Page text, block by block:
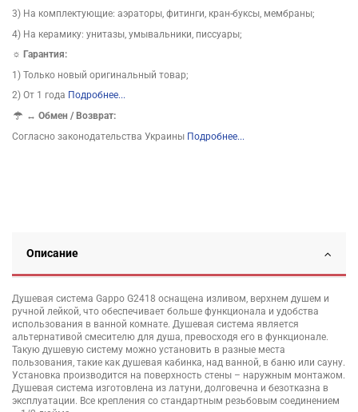
3) На комплектующие: аэраторы, фитинги, кран-буксы, мембраны;
4) На керамику: унитазы, умывальники, писсуары;
☼ Гарантия:
1) Только новый оригинальный товар;
2) От 1 года Подробнее...
↔Обмен / Возврат:
Согласно законодательства Украины Подробнее...
Описание
Душевая система Gappo G2418 оснащена изливом, верхнем душем и
ручной лейкой, что обеспечивает больше функционала и удобства
использования в ванной комнате. Душевая система является
альтернативой смесителю для душа, превосходя его в функционале.
Такую душевую систему можно установить в разные места
пользования, такие как душевая кабинка, над ванной, в баню или сауну.
Установка производится на поверхность стены – наружным монтажом.
Душевая система изготовлена из латуни, долговечна и безотказна в
эксплуатации. Все крепления со стандартным резьбовым соединением